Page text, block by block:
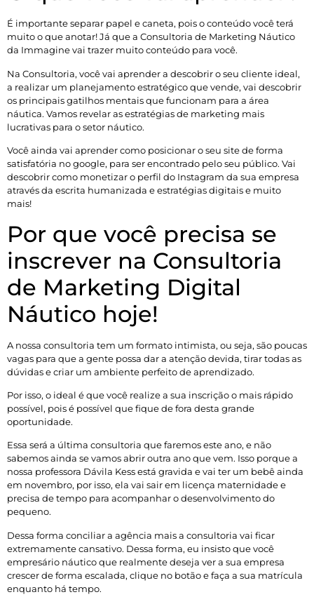
É importante separar papel e caneta, pois o conteúdo você terá
muito o que anotar! Já que a Consultoria de Marketing Náutico
da Immagine vai trazer muito conteúdo para você.
Na Consultoria, você vai aprender a descobrir o seu cliente ideal,
a realizar um planejamento estratégico que vende, vai descobrir
os principais gatilhos mentais que funcionam para a área
náutica. Vamos revelar as estratégias de marketing mais
lucrativas para o setor náutico.
Você ainda vai aprender como posicionar o seu site de forma
satisfatória no google, para ser encontrado pelo seu público. Vai
descobrir como monetizar o perfil do Instagram da sua empresa
através da escrita humanizada e estratégias digitais e muito
mais!
Por que você precisa se
inscrever na Consultoria
de Marketing Digital
Náutico hoje!
A nossa consultoria tem um formato intimista, ou seja, são poucas
vagas para que a gente possa dar a atenção devida, tirar todas as
dúvidas e criar um ambiente perfeito de aprendizado.
Por isso, o ideal é que você realize a sua inscrição o mais rápido
possível, pois é possível que fique de fora desta grande
oportunidade.
Essa será a última consultoria que faremos este ano, e não
sabemos ainda se vamos abrir outra ano que vem. Isso porque a
nossa professora Dávila Kess está gravida e vai ter um bebê ainda
em novembro, por isso, ela vai sair em licença maternidade e
precisa de tempo para acompanhar o desenvolvimento do
pequeno.
Dessa forma conciliar a agência mais a consultoria vai ficar
extremamente cansativo. Dessa forma, eu insisto que você
empresário náutico que realmente deseja ver a sua empresa
crescer de forma escalada, clique no botão e faça a sua matrícula
enquanto há tempo.